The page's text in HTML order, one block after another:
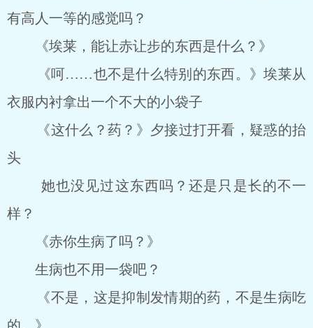
有高人一等的感觉吗？
《埃莱，能让赤让步的东西是什么？》
《呵……也不是什么特别的东西。》埃莱从
衣服内衬拿出一个不大的小袋子
《这什么？药？》夕接过打开看，疑惑的抬
头
她也没见过这东西吗？还是只是长的不一
样？
《赤你生病了吗？》
生病也不用一袋吧？
《不是，这是抑制发情期的药，不是生病吃